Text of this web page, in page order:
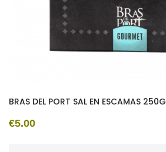
BRAS DEL PORT SAL EN ESCAMAS 250G
€5.00